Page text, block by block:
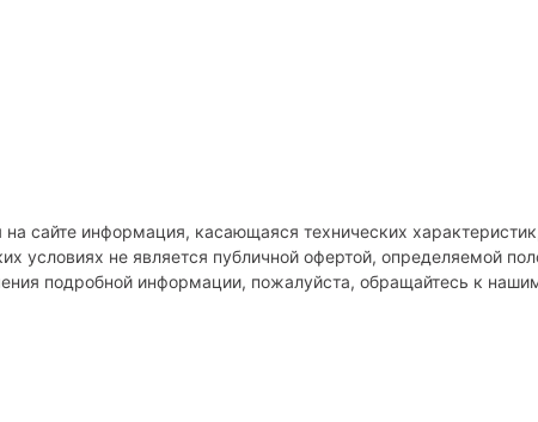
сайте информация, касающаяся технических
условиях не является публичной офертой, определяемой
подробной информации, пожалуйста, обращайтесь к